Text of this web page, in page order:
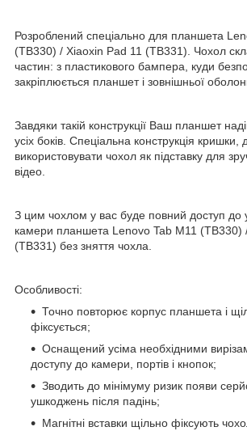
Розроблений спеціально для планшета
(TB330) / Xiaoxin Pad 11 (TB331). Чохол
частин: з пластикового бампера, куди
закріплюється планшет і зовнішньої
Завдяки такій конструкції Ваш планшет
усіх боків. Спеціальна конструкція кришки,
використовувати чохол як підставку для
відео.
З цим чохлом у вас буде повний доступ до
камери планшета Lenovo Tab M11 (TB330)
(TB331) без зняття чохла.
Особливості:
Точно повторює корпус планшета і
фіксується;
Оснащений усіма необхідними
доступу до камери, портів і кнопок;
Зводить до мінімуму ризик появи
ушкоджень після падінь;
Магнітні вставки щільно фіксують